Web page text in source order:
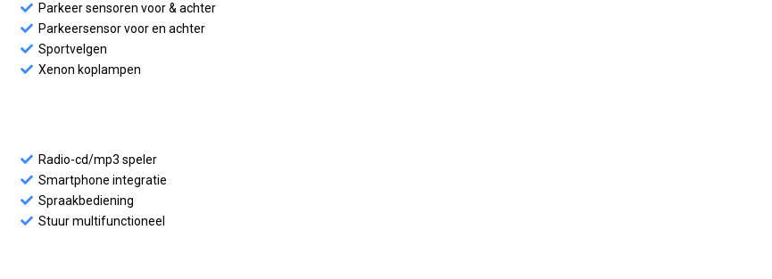
Parkeer sensoren voor & achter
Parkeersensor voor en achter
Sportvelgen
Xenon koplampen
Radio-cd/mp3 speler
Smartphone integratie
Spraakbediening
Stuur multifunctioneel